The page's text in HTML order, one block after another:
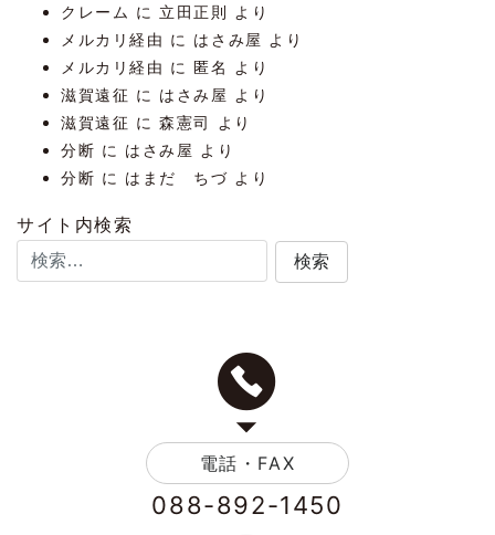
クレーム に 立田正則 より
メルカリ経由 に はさみ屋 より
メルカリ経由 に匿名
より
滋賀遠征 に はさみ屋 より
滋賀遠征 に森憲司
より
分断 に はさみ屋 より
分断 に はまだ ちづ より
サイト内検索
電話・FAX
088-892-1450